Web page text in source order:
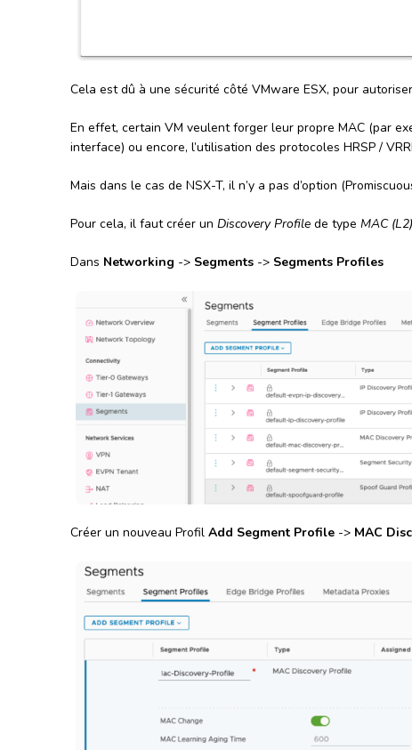
Cela est dû à une sécurité côté VMware ESX, pour
En effet, certain VM veulent forger leur propre MAC (par
interface) ou encore, l’utilisation des protocoles HRSP /
Mais dans le cas de NSX-T, il n’y a pas d’option
Pour cela, il faut créer un Discovery Profile de type MAC (L2)
Dans Networking -> Segments -> Segments Profiles
Créer un nouveau Profil Add Segment Profile -> MAC